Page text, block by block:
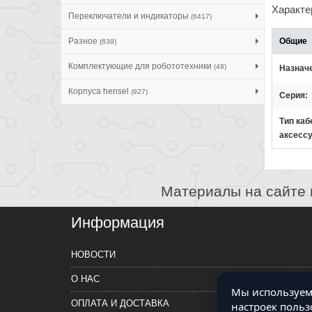
Переключатели и индикаторы (6417)
Разное (639)
Комплектующие для робототехники (48)
Корпуса hensel (927)
Общие
Серия
Тип
Материалы на сайте
Информация
НОВОСТИ
О НАС
ОПЛАТА И ДОСТАВКА
Мы
настроек